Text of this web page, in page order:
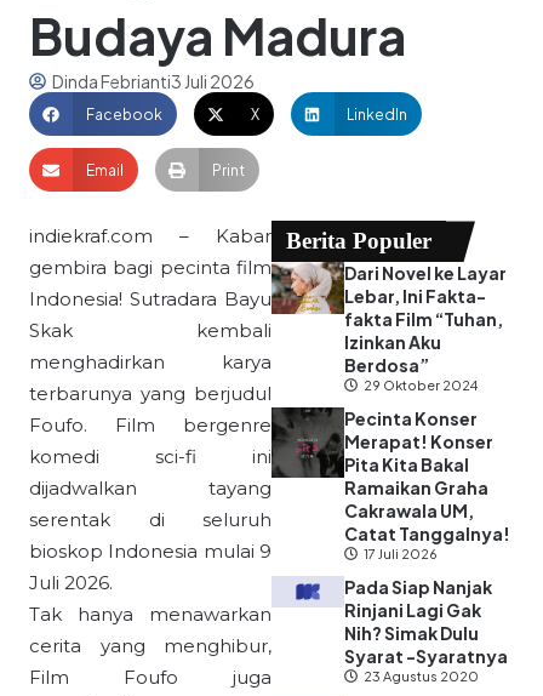
Budaya Madura
Dinda Febrianti3 Juli 2026
Facebook X LinkedIn
Email Print
indiekraf.com – Kabar
gembira bagi pecinta film
Indonesia! Sutradara Bayu
Skak kembali
menghadirkan karya
terbarunya yang berjudul
Foufo. Film bergenre
komedi sci-fi ini
dijadwalkan tayang
serentak di seluruh
bioskop Indonesia mulai 9
Juli 2026.
Tak hanya menawarkan
cerita yang menghibur,
Film Foufo juga
Berita Populer
Dari Novel ke Layar
Lebar, Ini Fakta-
fakta Film “Tuhan,
Izinkan Aku
Berdosa”
29 Oktober 2024
Pecinta Konser
Merapat! Konser
Pita Kita Bakal
Ramaikan Graha
Cakrawala UM,
Catat Tanggalnya!
17 Juli 2026
Pada Siap Nanjak
Rinjani Lagi Gak
Nih? Simak Dulu
Syarat -Syaratnya
23 Agustus 2020